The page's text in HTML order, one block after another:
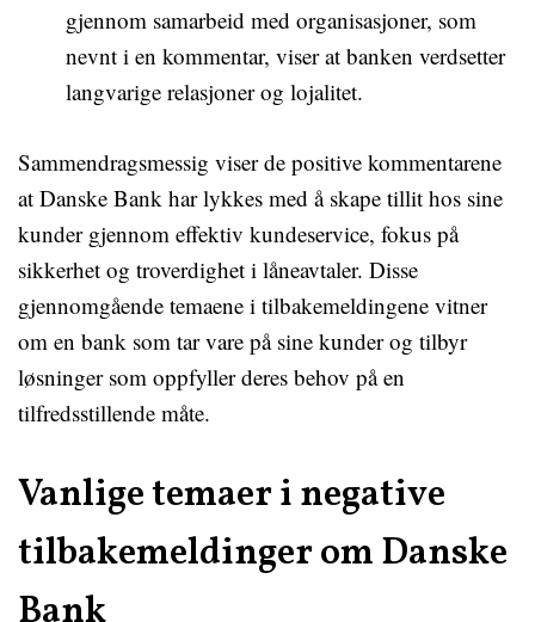
gjennom samarbeid med organisasjoner, som
nevnt i en kommentar, viser at banken verdsetter
langvarige relasjoner og lojalitet.
Sammendragsmessig viser de positive kommentarene
at Danske Bank har lykkes med å skape tillit hos sine
kunder gjennom effektiv kundeservice, fokus på
sikkerhet og troverdighet i låneavtaler. Disse
gjennomgående temaene i tilbakemeldingene vitner
om en bank som tar vare på sine kunder og tilbyr
løsninger som oppfyller deres behov på en
tilfredsstillende måte.
Vanlige temaer i negative
tilbakemeldinger om Danske